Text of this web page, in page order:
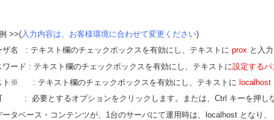
>>(入力内容は、お客様環境に合わせて変更ください)
ザ名 : テキスト欄のチェックボックスを有効にし、テキストに proxと入力
ワード : テキスト欄のチェックボックスを有効にし、テキストに設定する
ト※ : テキスト欄のチェックボックスを有効にし、テキストに localhost
: 必要とするオプションをクリックします。または、Ctrl キーを押し
タベース・コンテンツが、1台のサーバにて運用時は、localhost となり、